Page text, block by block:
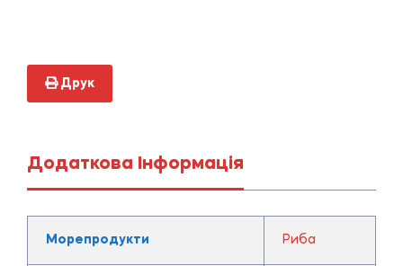
Друк
Додаткова Інформація
Морепродукти Риба